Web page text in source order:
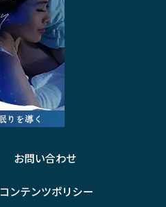
お問い合わせ
コンテンツポリシー